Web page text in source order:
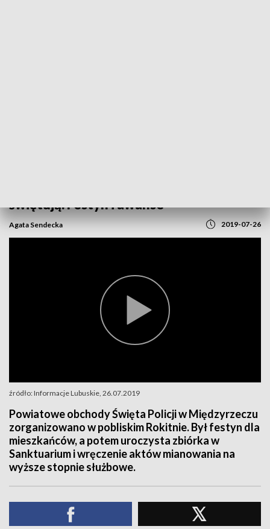
świętują. Festyn i awanse
Agata Sendecka 2019-07-26
źródło: Informacje Lubuskie, 26.07.2019
Powiatowe obchody Święta Policji w Międzyrzeczu
zorganizowano w pobliskim Rokitnie. Był festyn dla
mieszkańców, a potem uroczysta zbiórka w
Sanktuarium i wręczenie aktów mianowania na
wyższe stopnie służbowe.